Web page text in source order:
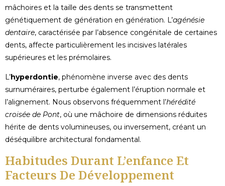
mâchoires et la taille des dents se transmettent
génétiquement de génération en génération. L’agénésie
dentaire, caractérisée par l’absence congénitale de certaines
dents, affecte particulièrement les incisives latérales
supérieures et les prémolaires.
L’hyperdontie, phénomène inverse avec des dents
surnuméraires, perturbe également l’éruption normale et
l’alignement. Nous observons fréquemment l’hérédité
croisée de Pont, où une mâchoire de dimensions réduites
hérite de dents volumineuses, ou inversement, créant un
déséquilibre architectural fondamental.
Habitudes Durant L’enfance Et
Facteurs De Développement